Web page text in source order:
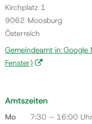
Kirchplatz 1
9062 Moosburg
Österreich
Gemeindeamt in Google
Fenster)
Amtszeiten
Mo
7:30 – 16:00 Uhr